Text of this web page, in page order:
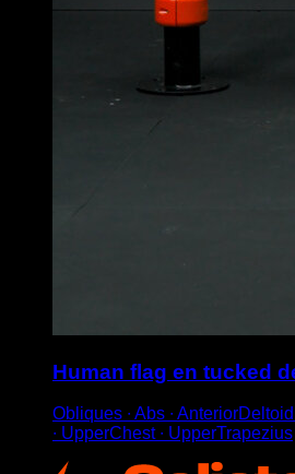
Human flag en tucked
Obliques ∙ Abs ∙
∙ UpperChest ∙ UpperTrapezius